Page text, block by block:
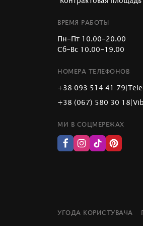
ВРЕМЯ РАБОТЫ
Пн-Пт 10.00-20.00
Сб-Вс 10.00-19.00
НОМЕРА ТЕЛЕФОНОВ
+38 093 514 41 79|
+38 (067) 580 30 18|
МИ В СОЦМЕРЕЖАХ
УГОДА КОРИСТУВАЧА